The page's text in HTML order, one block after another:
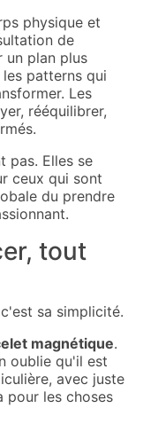
physique et
de
un plan plus
patterns qui
Les
rééquilibrer,
pas. Elles se
ceux qui sont
du prendre
tout
sa simplicité.
magnétique.
oublie qu'il est
avec juste
pour les choses